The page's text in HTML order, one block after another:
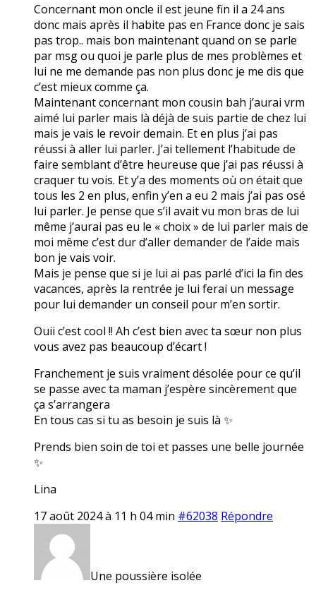
Concernant mon oncle il est jeune fin il a 24 ans
donc mais après il habite pas en France donc je sais
pas trop.. mais bon maintenant quand on se parle
par msg ou quoi je parle plus de mes problèmes et
lui ne me demande pas non plus donc je me dis que
c’est mieux comme ça.
Maintenant concernant mon cousin bah j’aurai vrm
aimé lui parler mais là déjà de suis partie de chez lui
mais je vais le revoir demain. Et en plus j’ai pas
réussi à aller lui parler. J’ai tellement l’habitude de
faire semblant d’être heureuse que j’ai pas réussi à
craquer tu vois. Et y’a des moments où on était que
tous les 2 en plus, enfin y’en a eu 2 mais j’ai pas osé
lui parler. Je pense que s’il avait vu mon bras de lui
même j’aurai pas eu le « choix » de lui parler mais de
moi même c’est dur d’aller demander de l’aide mais
bon je vais voir.
Mais je pense que si je lui ai pas parlé d’ici la fin des
vacances, après la rentrée je lui ferai un message
pour lui demander un conseil pour m’en sortir.
Ouii c’est cool !! Ah c’est bien avec ta sœur non plus
vous avez pas beaucoup d’écart !
Franchement je suis vraiment désolée pour ce qu’il
se passe avec ta maman j’espère sincèrement que
ça s’arrangera
En tous cas si tu as besoin je suis là ✨
Prends bien soin de toi et passes une belle journée
✨
Lina
17 août 2024 à 11 h 04 min #62038 Répondre
Une poussière isolée